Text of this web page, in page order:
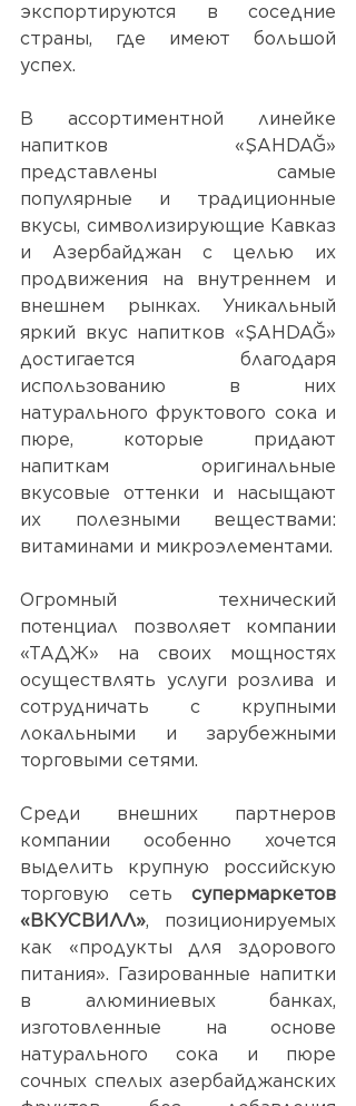
экспортируются в соседние
страны, где имеют большой
успех.
В ассортиментной линейке
напитков «ŞAHDAĞ»
представлены самые
популярные и традиционные
вкусы, символизирующие Кавказ
и Азербайджан с целью их
продвижения на внутреннем и
внешнем рынках. Уникальный
яркий вкус напитков «ŞAHDAĞ»
достигается благодаря
использованию в них
натурального фруктового сока и
пюре, которые придают
напиткам  оригинальные
вкусовые оттенки и насыщают
их полезными веществами:
Огромный технический
потенциал позволяет компании
«ТАДЖ» на своих мощностях
осуществлять услуги розлива и
сотрудничать с крупными
локальными и зарубежными
торговыми сетями.
Среди внешних партнеров
компании особенно хочется
выделить крупную российскую
торговую сеть супермаркетов
«ВКУСВИЛЛ», позиционируемых
как «продукты для здорового
питания». Газированные напитки
в алюминиевых банках,
изготовленные на основе
натурального сока и пюре
сочных спелых азербайджанских